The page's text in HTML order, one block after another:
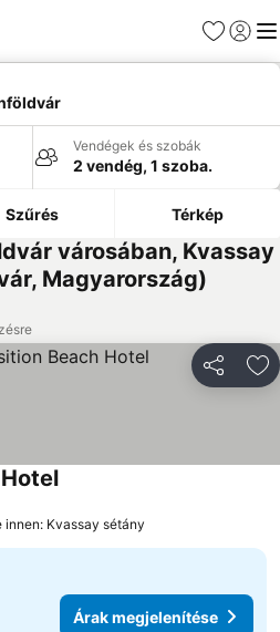
Kedvencek
Vendégek és szobák
2 vendég, 1 szoba.
Szűrés Térkép
városában, Kvassay
Magyarország)
innen: Kvassay sétány
Árak megjelenítése